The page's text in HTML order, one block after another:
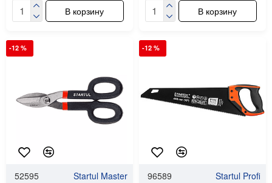
В корзину В корзину
-12 %
52595 Startul Master
-12 %
96589 Startul Profi